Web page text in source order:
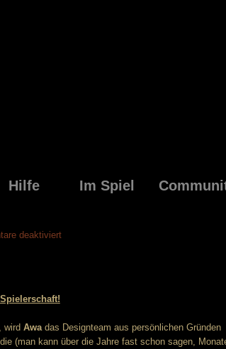
Hilfe Im Spiel
deaktiviertfür
wird Awadas Designteam aus persönlichen Gründen
(man kann über die Jahre fast schon sagen,